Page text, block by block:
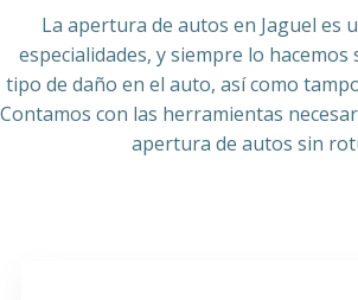
La apertura de autos en Jaguel es
especialidades, y siempre lo
tipo de daño en el auto, así como
Contamos con las herramientas
apertura de autos sin